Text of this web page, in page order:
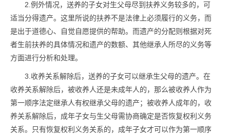
2.例外情况，送养的子女对生父母尽到扶养义务较多的，可
适当分得遗产。这里所说的扶养不是法律上必须履行的义务，而
是出于道德心、自觉自愿提供的帮助。而遗产的分配则根据对死
者生前扶养的具体情况和遗产的数额、其他继承人所尽的义务等
方面进行分析和处理。
3.收养关系解除后，送养的子女可以继承生父母的遗产。在
收养关系解除后，被收养人还是未成年人的，那么被收养人作为
第一顺序法定继承人有权继承父母的遗产；被收养人成年的，收
养关系解除后，成年子女与生父母需协商确定是否恢复权利义务
关系。只有恢复权利义务关系的，成年子女才可以作为第一顺序